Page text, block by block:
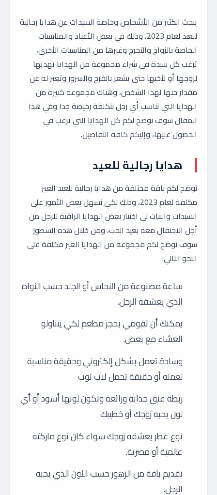
يبحث الكثير من الأشخاص وخاصة السيدات عن هدايا رجالية
للعيد لعام 2023، وذلك في بعض الأعياد والمناسبات
الخاصة بالزواج والتخرج وغيرها من المناسبات الأخرى،
ترغب كل سيدة في شراء مجموعة من الهدايا تهديها
لزوجها أو لأخيها حتى يشعر بالفرح والسرور وتعبر له عن
مقدار حبها لهذا الشخص، وهناك مجموعة كبيرة من
الهدايا التي تناسب أي رجل بتكلفة رخيصة جدا وفي هذا
المقال سوف نوضح لكم كل الهدايا التي ترغب في
الحصول عليها، وإليكم كافة التفاصيل.
هدايا رجالية للعيد
نوضح لكم باقة مختلفة من هدايا رجالية للعيد الغير
مكلفة لعام 2023، وذلك لكي نسهل بعض الأمور على
السيدات والبنات لي اختيار بعض الهدايا الراقية للرجل من
أجل الاحتفال معه بعيد الحب، ومن خلال هذه السطور
سوف نوضح لكم مجموعة من الهدايا الغير مكلفة على
النحو التالي:
ساعة مصنوعة من النحاس أو الجلد حسب النواه
الذي يعشقه الرجل.
يمكنك أن تقومي بحجز مطعم لكي يتناولو
العشاء مع بعض.
وسادة تعمل بشكل إلكتروني وحقيقة مناسبة
لعمله أو حقيقة تحمل لاب توب
ربطة عنق جذابة ورائعة وتكون لونها أسود أو أي
لون يحبه زوجك أو خطيبك
نوع عطر يعشقه زوجك سواء كان نوع ماركته
عالمية أو مصرية.
تقديم باقة من الزهور حسب اللون الذي يحبه
الرجل.